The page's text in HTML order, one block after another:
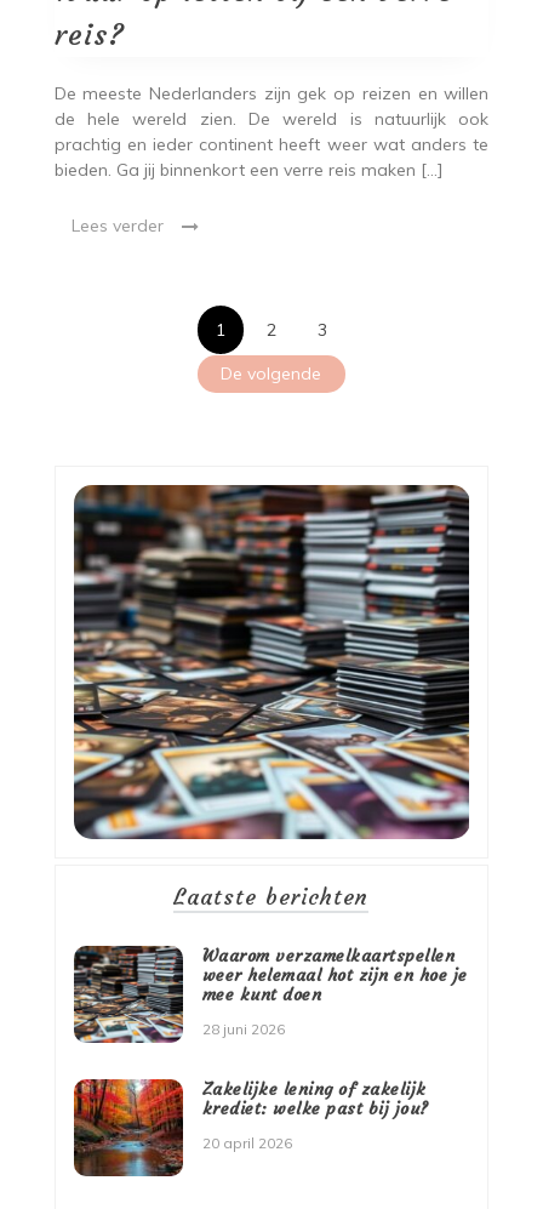
reis?
De meeste Nederlanders zijn gek op reizen en willen
de hele wereld zien. De wereld is natuurlijk ook
prachtig en ieder continent heeft weer wat anders te
bieden. Ga jij binnenkort een verre reis maken […]
Lees verder
Berichten
paginering
1 2
3
De volgende
Laatste berichten
Waarom verzamelkaartspellen
weer helemaal hot zijn en hoe je
mee kunt doen
28 juni 2026
Zakelijke lening of zakelijk
krediet: welke past bij jou?
20 april 2026